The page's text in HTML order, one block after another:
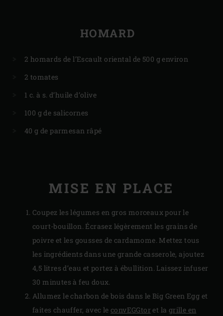
HOMARD
2 homards de l’Escault oriental de 500 g environ
2 tomates
1 c. à s. d’huile d’olive
100 g de salicornes
40 g de parmesan râpé
MISE EN PLACE
Coupez les légumes en gros morceaux pour le
court-bouillon. Écrasez légèrement les grains de
poivre et les gousses de cardamome. Mettez tous
les ingrédients dans une grande casserole, ajoutez
4,5 litres d’eau et portez à ébullition. Laissez infuser
30 minutes à feu doux.
Allumez le charbon de bois dans le Big Green Egg et
faites chauffer, avec le convEGGtor et la grille en